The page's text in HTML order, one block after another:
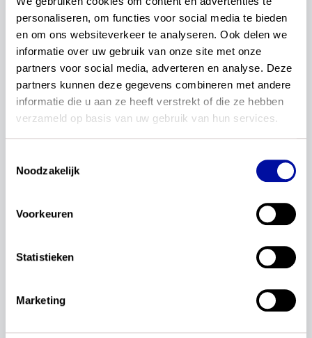
personaliseren, om functies voor social media te bieden
en om ons websiteverkeer te analyseren. Ook delen we
informatie over uw gebruik van onze site met onze
partners voor social media, adverteren en analyse. Deze
partners kunnen deze gegevens combineren met andere
informatie die u aan ze heeft verstrekt of die ze hebben
verzameld op basis van uw gebruik van hun services.
Noodzakelijk
Voorkeuren
Statistieken
Marketing
betekenen voor je onderwijs.
24 maart – Utrecht
31 maart – Eindhoven-Veldhoven
9 april – Zwolle
14 april – Rotterdam
15 april - Congres De Staat van het Onderwijs
(DeFabrique in Utrecht)
nieuwe kerndoelen.
bouwwerk’ (Bussum)
informatiestand. Je gaat hier aan de slag met
voor opleiden en curriculumontwikkeling.
Voor pabo's en (school)opleiders.